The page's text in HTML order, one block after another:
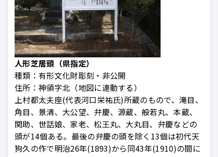
人形芝居頭（県指定）
種類： 有形文化財彫刻・非公開
住所： 神領字北（地図に連動する）
上村都太夫座(代表河口栄祐氏)所蔵のもので、滝目、
角目、景清、大公望、弁慶、源蔵、般若丸、本蔵、
関助、世話娘、家老、松王丸、大丸目、弁慶などの
頭が14個ある。最後の弁慶の頭を除く13個は初代天
狗久の作で明治26年(1893)から同43年(1910)の間に